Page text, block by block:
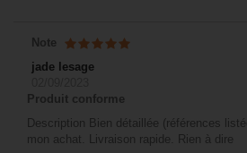
Note
jade lesage
Produit conforme
Description Bien détaillée (références
mon achat. Livraison rapide. Rien à dire